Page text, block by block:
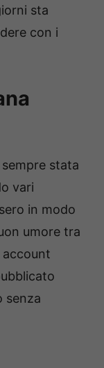
sta
con i
sempre stata
vari
in modo
umore tra
account
senza